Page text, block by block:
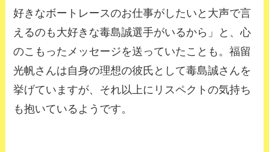
好きなボートレースのお仕事がしたいと大声で言
えるのも大好きな毒島誠選手がいるから」と、心
のこもったメッセージを送っていたことも。福留
光帆さんは自身の理想の彼氏として毒島誠さんを
挙げていますが、それ以上にリスペクトの気持ち
も抱いているようです。